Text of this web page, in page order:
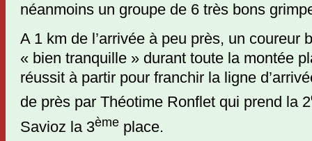
néanmoins un groupe de 6 très bons
A 1 km de l’arrivée à peu près, un coureur
« bien tranquille » durant toute la montée
réussit à partir pour franchir la ligne
de près par Théotime Ronflet qui prend la 2
Savioz la 3ème place.